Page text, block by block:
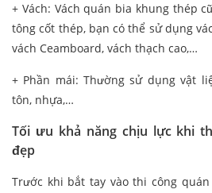
+ Vách: Vách quán bia khung thép
tông cốt thép, bạn có thể sử dụng
vách Ceamboard, vách thạch cao,…
+ Phần mái: Thường sử dụng vật
tôn, nhựa,…
Tối ưu khả năng chịu lực khi
đẹp
Trước khi bắt tay vào thi công